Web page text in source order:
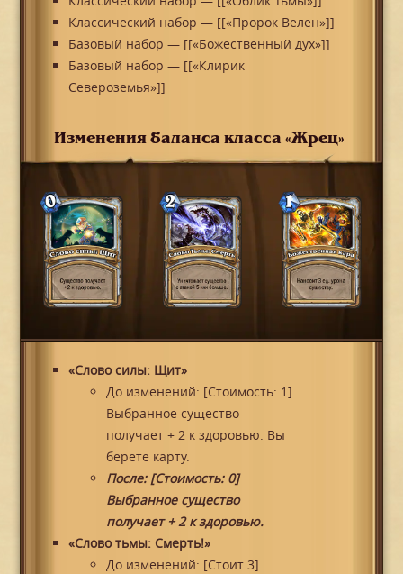
Классический набор — [[«Пророк Велен»]]
Базовый набор — [[«Божественный дух»]]
Базовый набор — [[«Клирик
Североземья»]]
Изменения баланса класса «Жрец»
«Слово силы: Щит»
До изменений: [Стоимость: 1]
Выбранное существо
получает + 2 к здоровью. Вы
берете карту.
После: [Стоимость: 0]
Выбранное существо
получает + 2 к здоровью.
«Слово тьмы: Смерть!»
До изменений: [Стоит 3]